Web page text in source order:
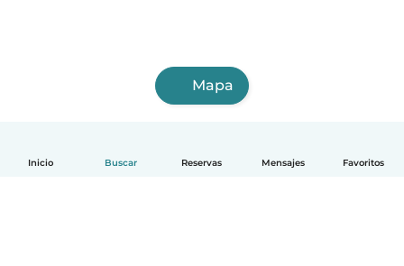
Inicio Buscar Reservas Mensajes Favoritos
Mapa